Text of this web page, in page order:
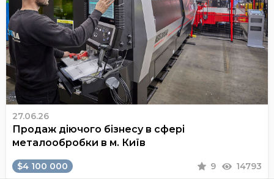
27.06.26
Продаж діючого бізнесу в сфері
металообробки в м. Київ
$4 100 000 9 14793